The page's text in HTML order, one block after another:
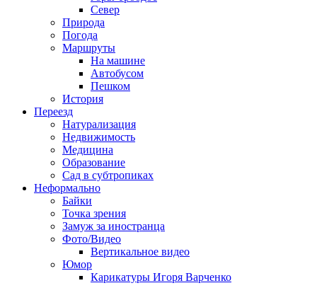
Север
Природа
Погода
Маршруты
На машине
Автобусом
Пешком
История
Переезд
Натурализация
Недвижимость
Медицина
Образование
Сад в субтропиках
Неформально
Байки
Точка зрения
Замуж за иностранца
Фото/Видео
Вертикальное видео
Юмор
Карикатуры Игоря Варченко